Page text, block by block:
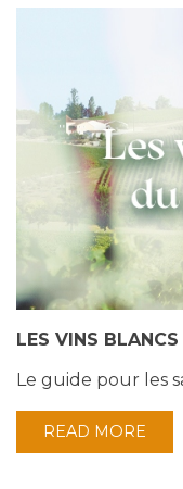
LES VINS
Le guide pour les
READ MORE